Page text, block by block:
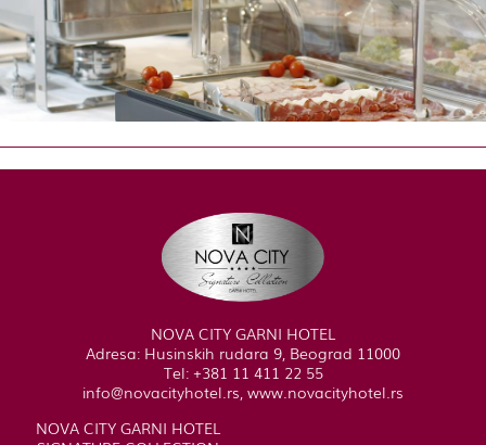
NOVA CITY GARNI HOTEL
Adresa: Husinskih rudara 9, Beograd 11000
Tel: +381 11 411 22 55
info@novacityhotel.rs, www.novacityhotel.rs
NOVA CITY GARNI HOTEL